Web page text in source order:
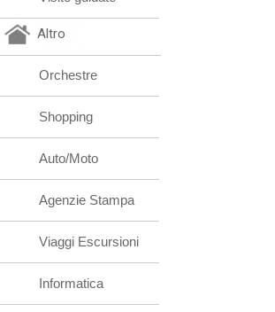
Altro
Orchestre
Shopping
Auto/Moto
Agenzie Stampa
Viaggi Escursioni
Informatica